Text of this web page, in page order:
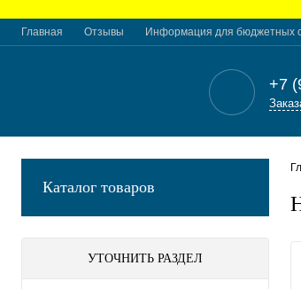
Главная Отзывы Информация для бюджетных
+7
Каталог товаров
УТОЧНИТЬ РАЗДЕЛ